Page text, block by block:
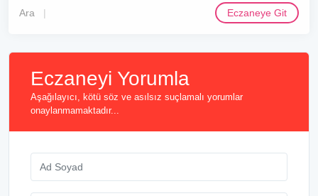
Ara Eczaneye Git
Eczaneyi Yorumla
Aşağılayıcı, kötü söz ve asılsız suçlamalı yorumlar
onaylanmamaktadır...